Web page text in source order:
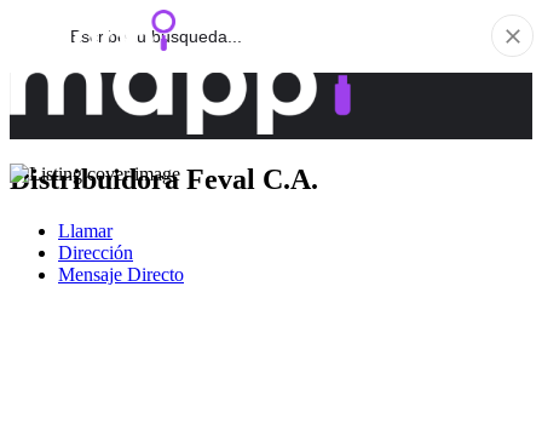
Distribuidora Feval C.A.
Llamar
Dirección
Mensaje Directo